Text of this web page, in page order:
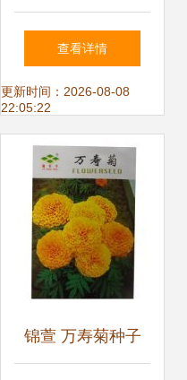
草种子 洋苏草 粉
色庭院鼠尾草 忌霜
害50粒/包
查看详情
更新时间：2026-08-08
22:05:22
锦萱 万寿菊种子